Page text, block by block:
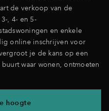
de verkoop van de
, 4- en 5-
en enkele
online inschrijven voor
je de kans op een
waar wonen, ontmoeten
hoogte